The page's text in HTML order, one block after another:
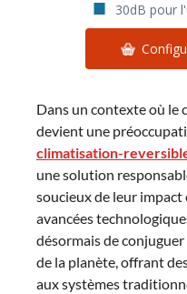
30dB pour
Dans un contexte où le
devient une
climatisation-
une solution
soucieux de leur
avancées
désormais de
de la planète, offrant
aux systèmes